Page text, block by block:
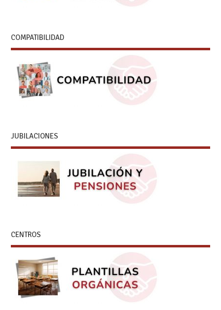
COMPATIBILIDAD
JUBILACIONES
CENTROS